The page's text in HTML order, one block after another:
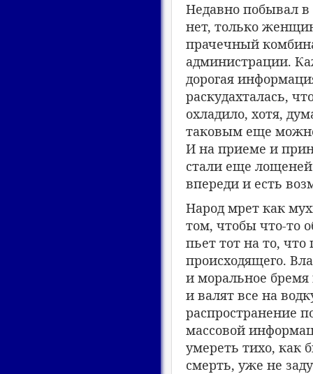
Недавно побывал в
нет, только
прачечный
администрации.
дорогая
раскудахталась,
охладило, хотя,
таковым еще
И на приеме и
стали еще
впереди и есть
Народ мрет как
том, чтобы что-то
пьет тот на то,
происходящего.
и моральное бремя
и валят все на
распространение
массовой
умереть тихо, как
смерть, уже не